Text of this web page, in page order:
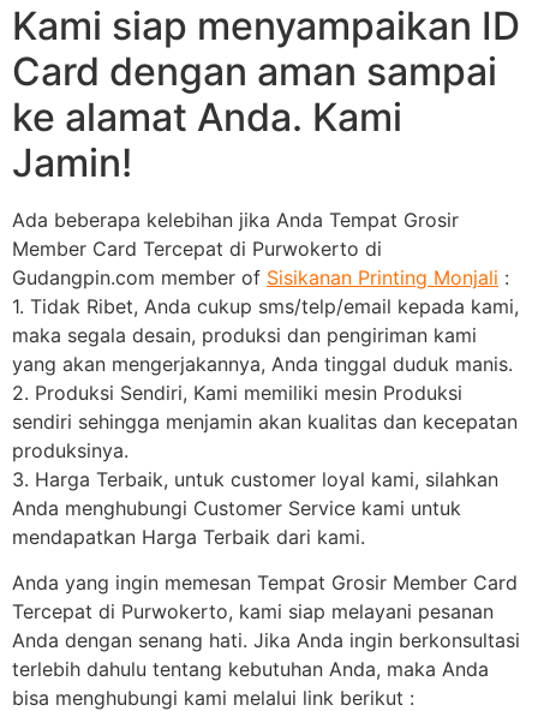
Kami siap menyampaikan ID
Card dengan aman sampai
ke alamat Anda. Kami
Jamin!
Ada beberapa kelebihan jika Anda Tempat Grosir
Member Card Tercepat di Purwokerto di
Gudangpin.com member of Sisikanan Printing Monjali :
1. Tidak Ribet, Anda cukup sms/telp/email kepada kami,
maka segala desain, produksi dan pengiriman kami
yang akan mengerjakannya, Anda tinggal duduk manis.
2. Produksi Sendiri, Kami memiliki mesin Produksi
sendiri sehingga menjamin akan kualitas dan kecepatan
produksinya.
3. Harga Terbaik, untuk customer loyal kami, silahkan
Anda menghubungi Customer Service kami untuk
mendapatkan Harga Terbaik dari kami.
Anda yang ingin memesan Tempat Grosir Member Card
Tercepat di Purwokerto, kami siap melayani pesanan
Anda dengan senang hati. Jika Anda ingin berkonsultasi
terlebih dahulu tentang kebutuhan Anda, maka Anda
bisa menghubungi kami melalui link berikut :